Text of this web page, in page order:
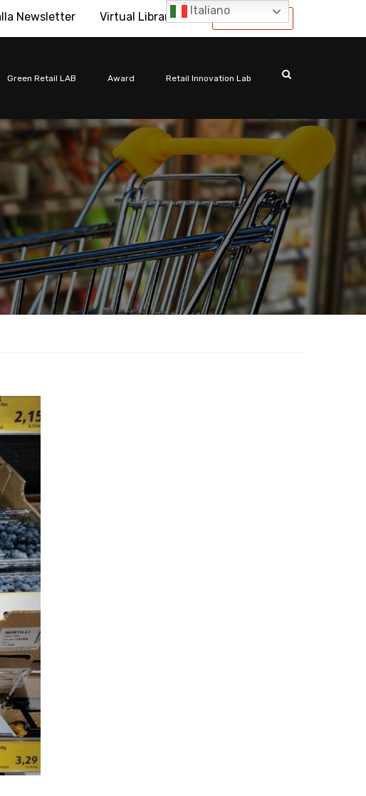
International
Newsletter Virtual Library
Green Retail LAB Award Retail Innovation Lab
Italiano